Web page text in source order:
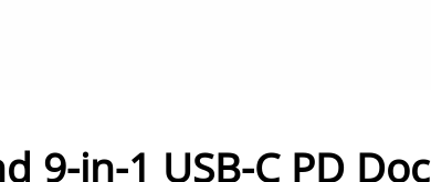
9-in-1 USB-C PD